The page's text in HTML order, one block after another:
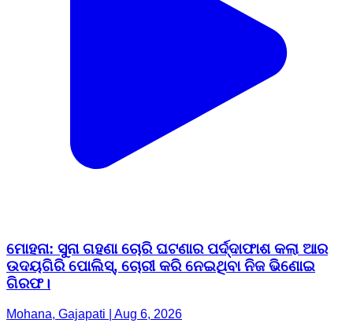
ମୋହନା: ସୁନା ଗହଣା ଚୋରି ଘଟଣାର ପର୍ଦ୍ଦାଫାଶ କଲା ଆର
ଉଦୟଗିରି ପୋଲିସ୍, ଚୋରୀ କରି ନେଇଥିବା ନିଜ ଭିଣୋଇ
ଗିରଫ।
Mohana, Gajapati | Aug 6, 2026